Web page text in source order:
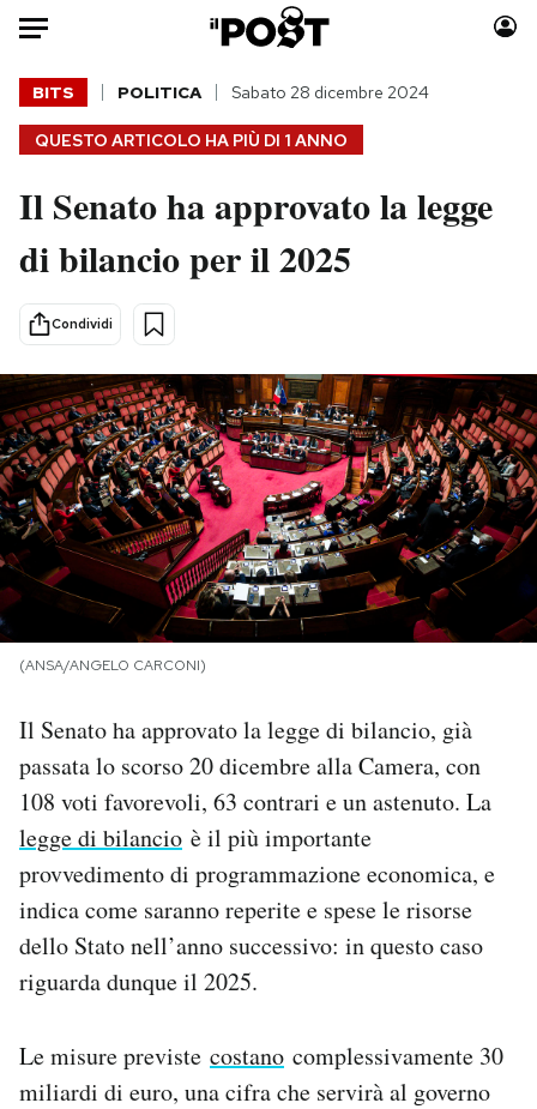
Auto
HOME
Italia
Politica
Tecnologia
Internet
Scienza
Cultura
Economia
Sport
Moda
Consumismi
Media
Europa
Altrecose
Mondiali calcio 2026
PODCAST
NEWSLETTER
I MIEI PREFERITI
CALENDARIO
AREA PERSONALE
Newsletter
Notifiche mobile
QUESTO ARTICOLO HA PIÙ DI 1 ANNO
BITS POLITICA Sabato 28 dicembre 2024
Il Senato ha approvato la legge
di bilancio per il 2025
Condividi
(ANSA/ANGELO CARCONI)
Il Senato ha approvato la legge di bilancio, già
passata lo scorso 20 dicembre alla Camera, con
108 voti favorevoli, 63 contrari e un astenuto. La
legge di bilancio è il più importante
provvedimento di programmazione economica, e
indica come saranno reperite e spese le risorse
dello Stato nell’anno successivo: in questo caso
riguarda dunque il 2025.
Le misure previste costano complessivamente 30
miliardi di euro, una cifra che servirà al governo